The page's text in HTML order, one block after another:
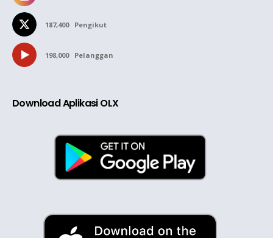
187,400 Pengikut
198,000 Pelanggan
Download Aplikasi OLX